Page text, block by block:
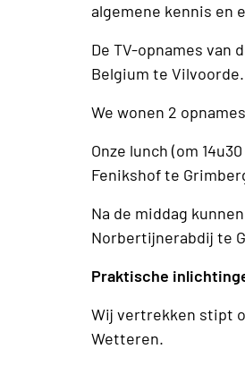
algemene kennis en
De TV-opnames van
Belgium te Vilvoorde.
We wonen 2
Onze lunch (om
Fenikshof te
Na de middag
Norbertijnerabdij te
Praktische
Wij vertrekken stipt
Wetteren.